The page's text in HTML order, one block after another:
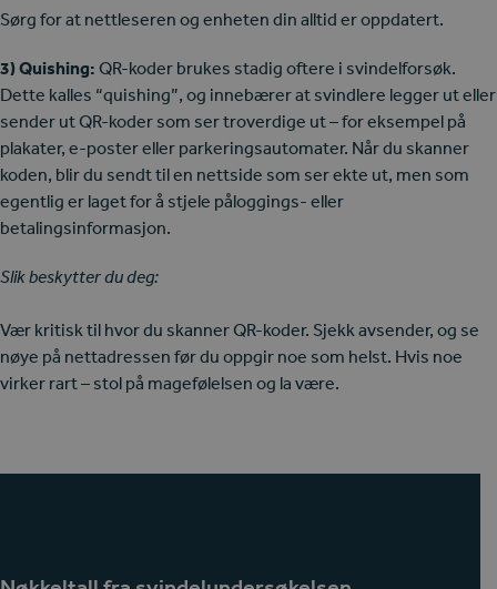
Sørg for at nettleseren og enheten din alltid er oppdatert.
3) Quishing: QR-koder brukes stadig oftere i svindelforsøk.
Dette kalles “quishing”, og innebærer at svindlere legger ut eller
sender ut QR-koder som ser troverdige ut – for eksempel på
plakater, e-poster eller parkeringsautomater. Når du skanner
koden, blir du sendt til en nettside som ser ekte ut, men som
egentlig er laget for å stjele påloggings- eller
betalingsinformasjon.
Slik beskytter du deg:
Vær kritisk til hvor du skanner QR-koder. Sjekk avsender, og se
nøye på nettadressen før du oppgir noe som helst. Hvis noe
virker rart – stol på magefølelsen og la være.